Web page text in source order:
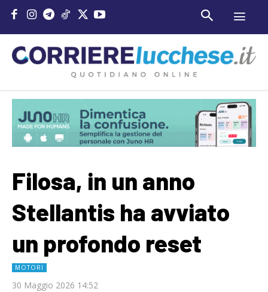
Filosa, in un anno
Stellantis ha avviato
un profondo reset
MOTORI
30 Maggio 2026 14:52